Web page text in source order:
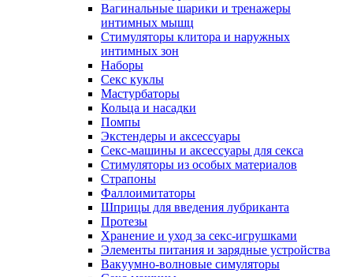
Вагинальные шарики и тренажеры
интимных мышц
Стимуляторы клитора и наружных
интимных зон
Наборы
Секс куклы
Мастурбаторы
Кольца и насадки
Помпы
Экстендеры и аксессуары
Секс-машины и аксессуары для секса
Стимуляторы из особых материалов
Страпоны
Фаллоимитаторы
Шприцы для введения лубриканта
Протезы
Хранение и уход за секс-игрушками
Элементы питания и зарядные устройства
Вакуумно-волновые симуляторы